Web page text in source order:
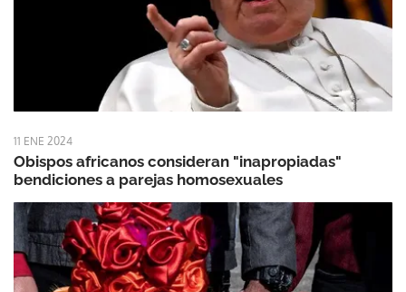
11 ENE 2024
Obispos africanos consideran "inapropiadas"
bendiciones a parejas homosexuales